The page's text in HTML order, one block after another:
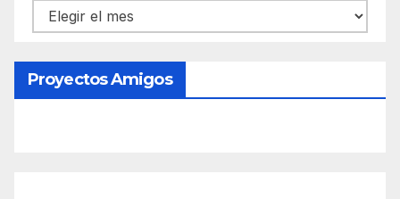
Contenido
Proyectos Amigos